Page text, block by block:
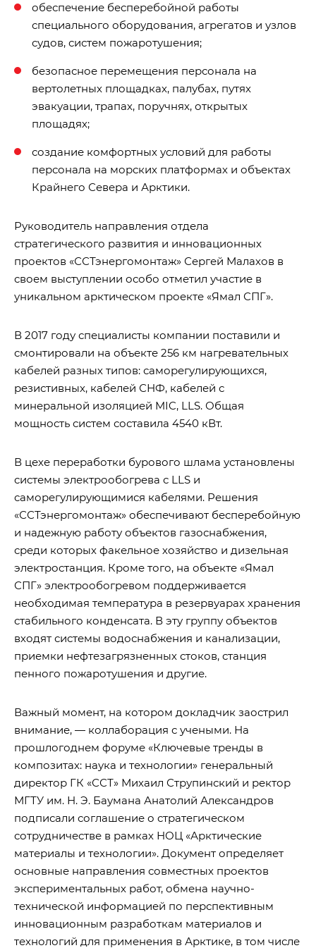
обеспечение бесперебойной работы
специального оборудования, агрегатов и узлов
судов, систем пожаротушения;
безопасное перемещения персонала на
вертолетных площадках, палубах, путях
эвакуации, трапах, поручнях, открытых
площадях;
создание комфортных условий для работы
персонала на морских платформах и объектах
Крайнего Севера и Арктики.
Руководитель направления отдела
стратегического развития и инновационных
проектов «ССТэнергомонтаж» Сергей Малахов в
своем выступлении особо отметил участие в
уникальном арктическом проекте «Ямал СПГ».
В 2017 году специалисты компании поставили и
смонтировали на объекте 256 км нагревательных
кабелей разных типов: саморегулирующихся,
резистивных, кабелей СНФ, кабелей с
минеральной изоляцией MIC, LLS. Общая
мощность систем составила 4540 кВт.
В цехе переработки бурового шлама установлены
системы электрообогрева с LLS и
саморегулирующимися кабелями. Решения
«ССТэнергомонтаж» обеспечивают бесперебойную
и надежную работу объектов газоснабжения,
среди которых факельное хозяйство и дизельная
электростанция. Кроме того, на объекте «Ямал
СПГ» электрообогревом поддерживается
необходимая температура в резервуарах хранения
стабильного конденсата. В эту группу объектов
входят системы водоснабжения и канализации,
приемки нефтезагрязненных стоков, станция
пенного пожаротушения и другие.
Важный момент, на котором докладчик заострил
внимание, — коллаборация с учеными. На
прошлогоднем форуме «Ключевые тренды в
композитах: наука и технологии» генеральный
директор ГК «ССТ» Михаил Струпинский и ректор
МГТУ им. Н. Э. Баумана Анатолий Александров
подписали соглашение о стратегическом
сотрудничестве в рамках НОЦ «Арктические
материалы и технологии». Документ определяет
основные направления совместных проектов
экспериментальных работ, обмена научно-
технической информацией по перспективным
инновационным разработкам материалов и
технологий для применения в Арктике, в том числе